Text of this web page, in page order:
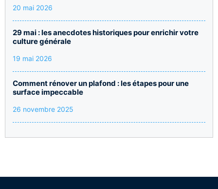
20 mai 2026
29 mai : les anecdotes historiques pour enrichir votre
culture générale
19 mai 2026
Comment rénover un plafond : les étapes pour une
surface impeccable
26 novembre 2025